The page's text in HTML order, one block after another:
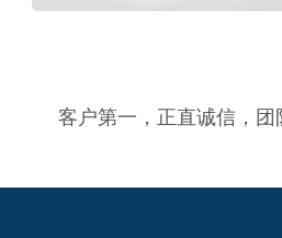
客户第一，正直诚信，